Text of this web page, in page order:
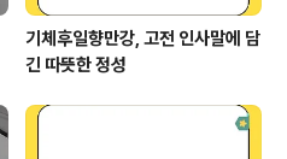
기체후일향만강, 고전 인사말에 담
긴 따뜻한 정성